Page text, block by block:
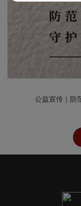
公益宣传｜防